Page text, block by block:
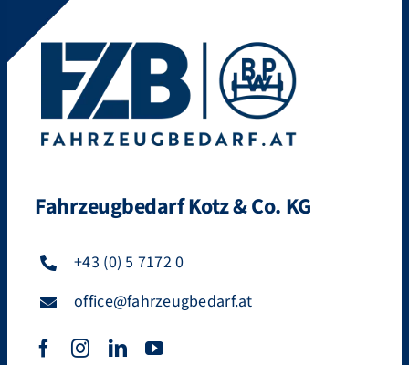
Fahrzeugbedarf Kotz & Co. KG
+43 (0) 5 7172 0
office@fahrzeugbedarf.at